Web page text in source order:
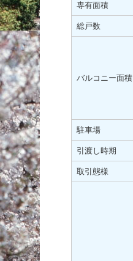
専有面積
総戸数
バルコニー面積
駐車場
引渡し時期
取引態様